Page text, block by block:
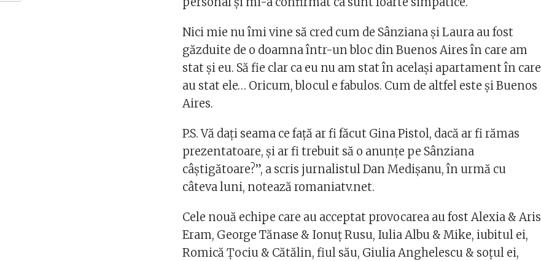
Nici mie nu îmi vine să cred cum de Sânziana și Laura au fost
găzduite de o doamna într-un bloc din Buenos Aires în care am
stat și eu. Să fie clar ca eu nu am stat în același apartament în care
au stat ele… Oricum, blocul e fabulos. Cum de altfel este și Buenos
Aires.
P.S. Vă dați seama ce față ar fi făcut Gina Pistol, dacă ar fi rămas
prezentatoare, și ar fi trebuit să o anunțe pe Sânziana
câștigătoare?”, a scris jurnalistul Dan Medișanu, în urmă cu
câteva luni, notează romaniatv.net.
Cele nouă echipe care au acceptat provocarea au fost Alexia & Aris
Eram, George Tănase & Ionuț Rusu, Iulia Albu & Mike, iubitul ei,
Romică Țociu & Cătălin, fiul său, Giulia Anghelescu & soțul ei,